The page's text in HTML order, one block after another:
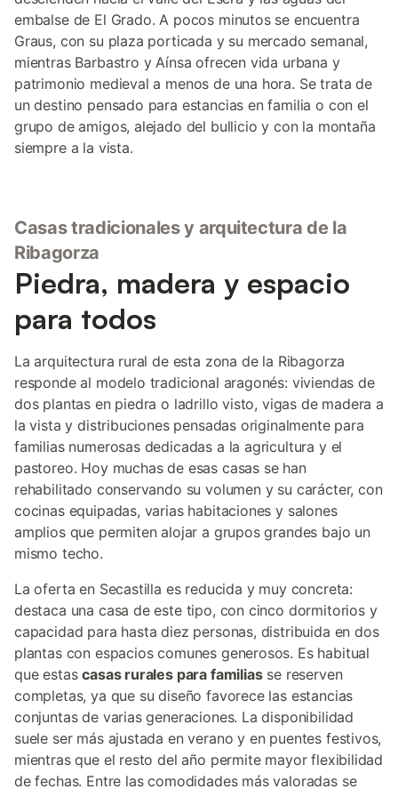
embalse de El Grado. A pocos minutos se encuentra
Graus, con su plaza porticada y su mercado semanal,
mientras Barbastro y Aínsa ofrecen vida urbana y
patrimonio medieval a menos de una hora. Se trata de
un destino pensado para estancias en familia o con el
grupo de amigos, alejado del bullicio y con la montaña
siempre a la vista.
Casas tradicionales y arquitectura de la
Ribagorza
Piedra, madera y espacio
para todos
La arquitectura rural de esta zona de la Ribagorza
responde al modelo tradicional aragonés: viviendas de
dos plantas en piedra o ladrillo visto, vigas de madera a
la vista y distribuciones pensadas originalmente para
familias numerosas dedicadas a la agricultura y el
pastoreo. Hoy muchas de esas casas se han
rehabilitado conservando su volumen y su carácter, con
cocinas equipadas, varias habitaciones y salones
amplios que permiten alojar a grupos grandes bajo un
mismo techo.
La oferta en Secastilla es reducida y muy concreta:
destaca una casa de este tipo, con cinco dormitorios y
capacidad para hasta diez personas, distribuida en dos
plantas con espacios comunes generosos. Es habitual
que estascasas rurales para familiasse reserven
completas, ya que su diseño favorece las estancias
conjuntas de varias generaciones. La disponibilidad
suele ser más ajustada en verano y en puentes festivos,
mientras que el resto del año permite mayor flexibilidad
de fechas. Entre las comodidades más valoradas se